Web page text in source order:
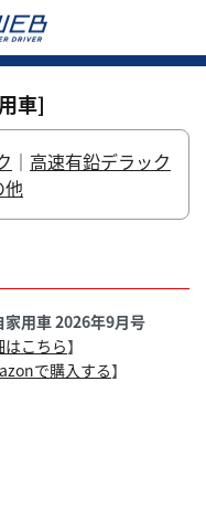
車]
｜ 高速有鉛デラック
他
家用車 2026年9月号
はこちら】
で購入する】